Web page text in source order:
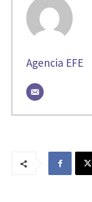
Agencia EFE